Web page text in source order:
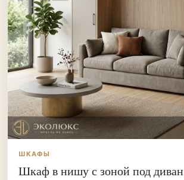
ШКАФЫ
Шкаф в нишу с зоной под диван